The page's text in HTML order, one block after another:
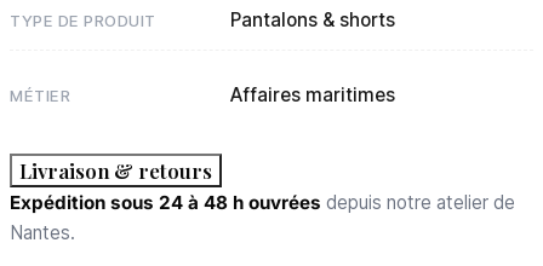
TYPE DE PRODUIT Pantalons & shorts
MÉTIER Affaires maritimes
Livraison & retours
Expédition sous 24 à 48 h ouvrées depuis notre atelier de
Nantes.